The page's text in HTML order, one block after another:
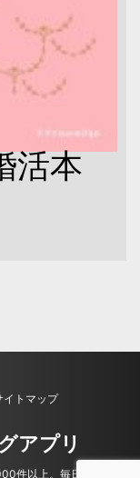
活本
イトマップ
アプリ
件以上。毎日更新。